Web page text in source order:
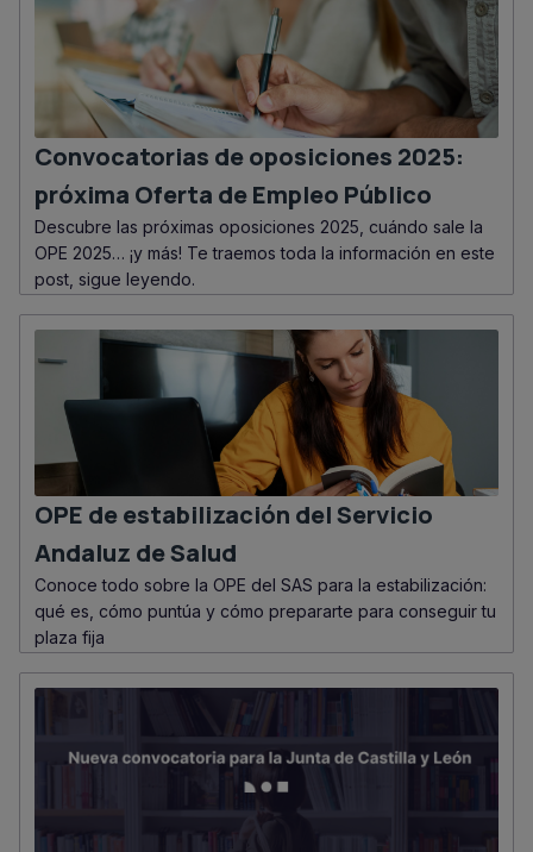
Convocatorias de oposiciones 2025:
próxima Oferta de Empleo Público
Descubre las próximas oposiciones 2025, cuándo sale la
OPE 2025… ¡y más! Te traemos toda la información en este
post, sigue leyendo.
OPE de estabilización del Servicio
Andaluz de Salud
Conoce todo sobre la OPE del SAS para la estabilización:
qué es, cómo puntúa y cómo prepararte para conseguir tu
plaza fija